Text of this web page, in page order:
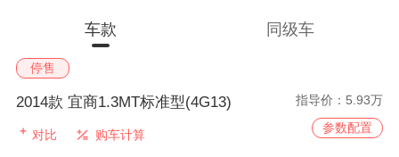
车款 同级车
停售
2014款 宜商1.3MT标准型(4G13) 指导价： 5.93万
对比 购车计算 参数配置